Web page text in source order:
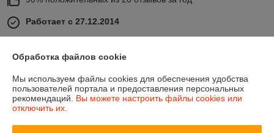
Работает с 27.12.2014
г. Минск, ул. Тимирязева, 114, 2 этаж, пав. 2046, Минск,
Беларусь
Контакты
Сегодня работает с 09:00 до 16:00
Обработка файлов cookie
Мы используем файлы cookies для обеспечения удобства
пользователей портала и предоставления персональных
рекомендаций. Вы можете настроить файлы cookies или
отключить их.